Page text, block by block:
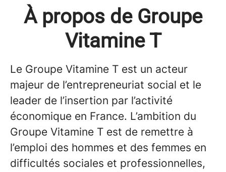
À propos de Groupe
Vitamine T
Le Groupe Vitamine T est un acteur
majeur de l’entrepreneuriat social et le
leader de l’insertion par l’activité
économique en France. L’ambition du
Groupe Vitamine T est de remettre à
l’emploi des hommes et des femmes en
difficultés sociales et professionnelles,